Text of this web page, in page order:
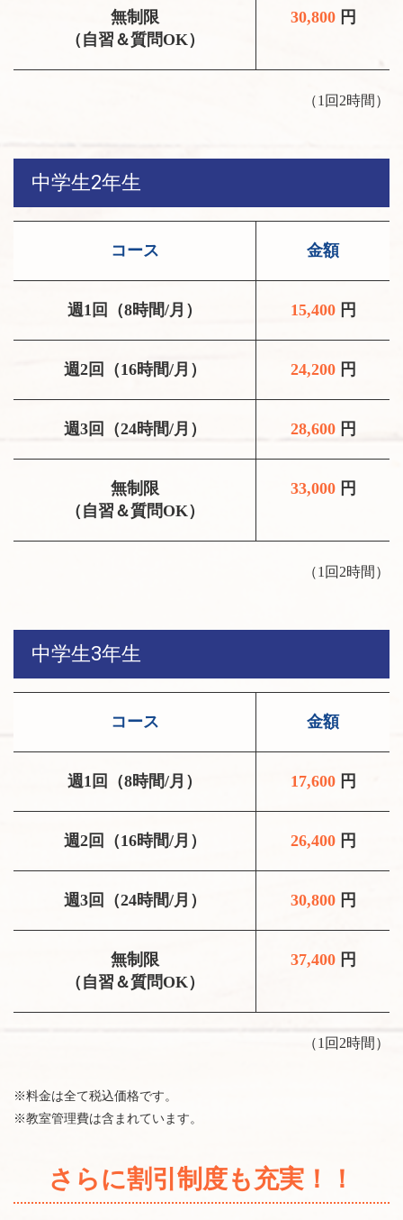
無制限
（自習＆質問OK）
30,800円
（1回2時間）
中学生2年生
コース 金額
週1回（8時間/月） 15,400円
週2回（16時間/月） 24,200円
週3回（24時間/月） 28,600円
無制限
（自習＆質問OK）
33,000円
（1回2時間）
中学生3年生
コース 金額
週1回（8時間/月） 17,600円
週2回（16時間/月） 26,400円
週3回（24時間/月） 30,800円
無制限
（自習＆質問OK）
37,400円
（1回2時間）
※料金は全て税込価格です。
※教室管理費は含まれています。
さらに割引制度も充実！！